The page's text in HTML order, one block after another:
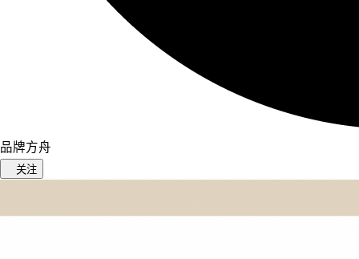
品牌方舟
关注